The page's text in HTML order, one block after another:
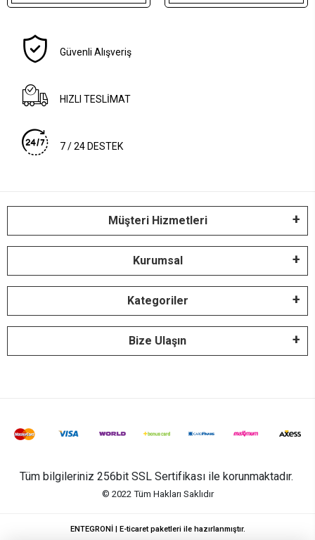
Güvenli Alışveriş
HIZLI TESLİMAT
7 / 24 DESTEK
Müşteri Hizmetleri
Kurumsal
Kategoriler
Bize Ulaşın
Tüm bilgileriniz 256bit SSL Sertifikası ile korunmaktadır.
© 2022 Tüm Hakları Saklıdır
ENTEGRONİ | E-ticaret paketleri ile hazırlanmıştır.